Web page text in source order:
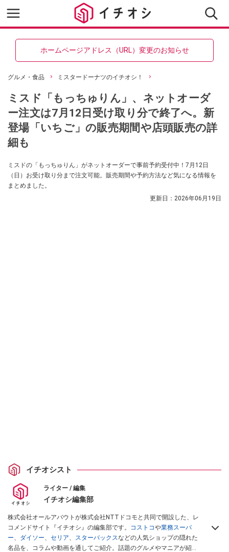
ホームページアドレス（URL）変更のお知らせ
グルメ・食品 ミスタードーナツのイチオシ！
ミスド「もっちゅりん」、ネットオーダ
ー注文は7月12日受け取り分で終了へ。新
登場「いちご」の販売期間や店頭販売の詳
細も
ミスドの「もっちゅりん」がネットオーダーで事前予約受付中！7月12日
（日）お受け取り分まで注文可能。販売期間や予約方法など気になる情報を
まとめました。
更新日： 2026年06月19日
イチオシスト
ライター / 編集
イチオシ編集部
株式会社オールアバウトが株式会社NTTドコモと共同で開設した、レ
コメンドサイト『イチオシ』の編集部です。 コストコや業務スーパ
ー、 ダイソー、 セリア、 スターバックスなどの人気ショップの隠れた
名品を、コラムや動画を通してご紹介。話題のグルメやマニアが紹介